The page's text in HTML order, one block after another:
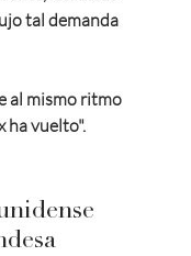
tal demanda
al mismo ritmo
ha vuelto".